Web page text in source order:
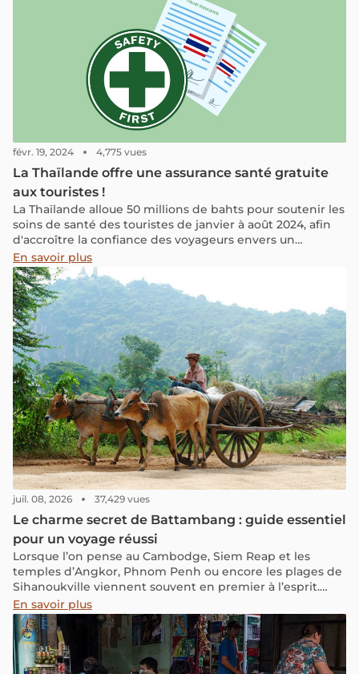
févr. 19, 2024 4,775 vues
La Thaïlande offre une assurance santé gratuite
aux touristes !
La Thaïlande alloue 50 millions de bahts pour soutenir les
soins de santé des touristes de janvier à août 2024, afin
d'accroître la confiance des voyageurs envers un
tourisme sûr.
En savoir plus
juil. 08, 2026 37,429 vues
Le charme secret de Battambang : guide essentiel
pour un voyage réussi
Lorsque l’on pense au Cambodge, Siem Reap et les
temples d’Angkor, Phnom Penh ou encore les plages de
Sihanoukville viennent souvent en premier à l’esprit.
Battambang, plus discrète, mérite pourtant une vraie
halte pour les voyageurs qui souhaitent découvrir un
autre visage du pays. Entre maisons coloniales, pagodes,
scènes de vie locale et campagne environnante, la ville
garde une atmosphère paisible, encore relativement
En savoir plus